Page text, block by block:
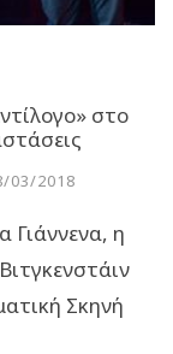
στο
03/2018
Γιάννενα, η
Σκηνή